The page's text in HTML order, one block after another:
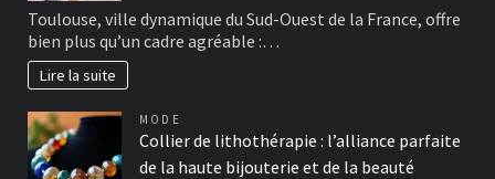
Toulouse, ville dynamique du Sud-Ouest de la France, offre
bien plus qu’un cadre agréable :…
Lire la suite
MODE
Collier de lithothérapie : l’alliance parfaite
de la haute bijouterie et de la beauté